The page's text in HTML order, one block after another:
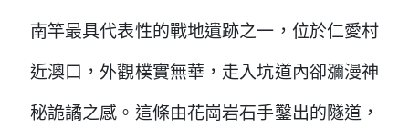
南竿最具代表性的戰地遺跡之一，位於仁愛村
近澳口，外觀樸實無華，走入坑道內卻瀰漫神
秘詭譎之感。這條由花崗岩石手鑿出的隧道，